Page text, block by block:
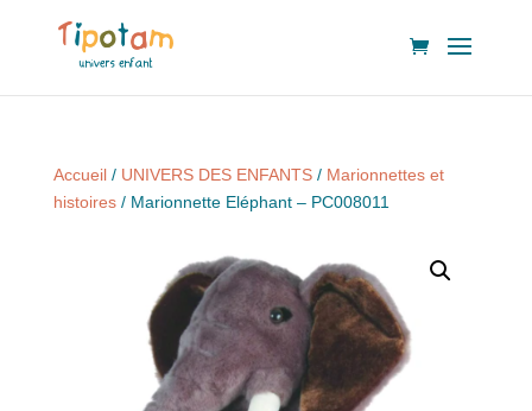
Accueil/ UNIVERS DES ENFANTS/ Marionnettes et
histoires/ Marionnette Eléphant – PC008011